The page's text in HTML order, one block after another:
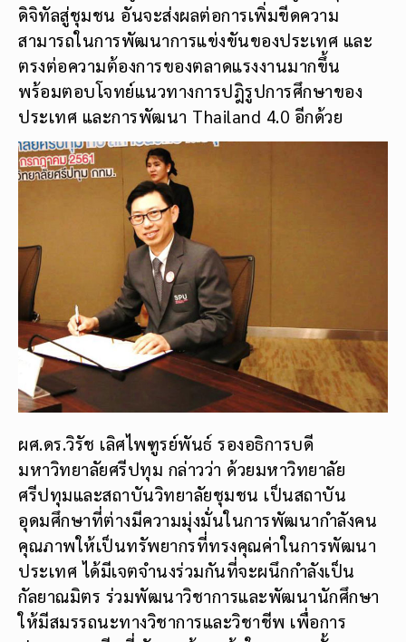
ดิจิทัลสู่ชุมชน อันจะส่งผลต่อการเพิ่มขีดความ
สามารถในการพัฒนาการแข่งขันของประเทศ และ
ตรงต่อความต้องการของตลาดแรงงานมากขึ้น
พร้อมตอบโจทย์แนวทางการปฎิรูปการศึกษาของ
ประเทศ และการพัฒนา Thailand 4.0 อีกด้วย
ผศ.ดร.วิรัช เลิศไพฑูรย์พันธ์ รองอธิการบดี
มหาวิทยาลัยศรีปทุม กล่าวว่า ด้วยมหาวิทยาลัย
ศรีปทุมและสถาบันวิทยาลัยชุมชน เป็นสถาบัน
อุดมศึกษาที่ต่างมีความมุ่งมั่นในการพัฒนากำลังคน
คุณภาพให้เป็นทรัพยากรที่ทรงคุณค่าในการพัฒนา
ประเทศ ได้มีเจตจำนงร่วมกันที่จะผนึกกำลังเป็น
กัลยาณมิตร ร่วมพัฒนาวิชาการและพัฒนานักศึกษา
ให้มีสมรรถนะทางวิชาการและวิชาชีพ เพื่อการ